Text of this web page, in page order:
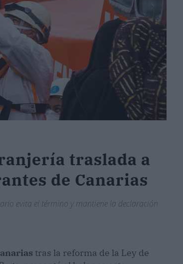
traslada a
de Canarias
evita el término y mantiene la declaración
tras la reforma de la Ley de